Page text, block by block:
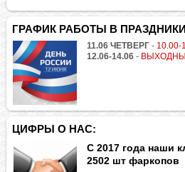
ГРАФИК РАБОТЫ В
11.06 ЧЕТВЕРГ - 10.00-
12.06-14.06 -
ЦИФРЫ О НАС:
С 2017 года наши
2502 шт фаркопов